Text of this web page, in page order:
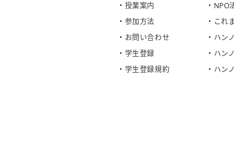
授業案内
参加方法
お問い合わせ
学生登録
学生登録規約
NPO
これ
ハン
ハン
ハン